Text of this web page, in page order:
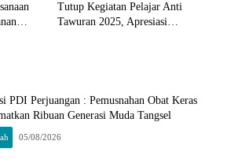
Tutup Kegiatan Pelajar Anti
Tawuran 2025, Apresiasi
PDI Perjuangan : Pemusnahan Obat Keras
Ribuan Generasi Muda Tangsel
05/08/2026